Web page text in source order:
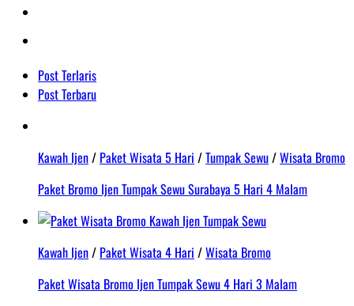
Post Terlaris
Post Terbaru
Kawah Ijen/ Paket Wisata 5 Hari /Tumpak Sewu/Wisata Bromo
Paket Bromo Ijen Tumpak Sewu Surabaya 5 Hari 4 Malam
Kawah Ijen/ Paket Wisata 4 Hari /Wisata Bromo
Paket Wisata Bromo Ijen Tumpak Sewu 4 Hari 3 Malam